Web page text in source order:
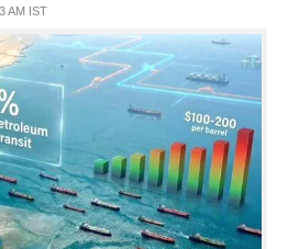
AM IST